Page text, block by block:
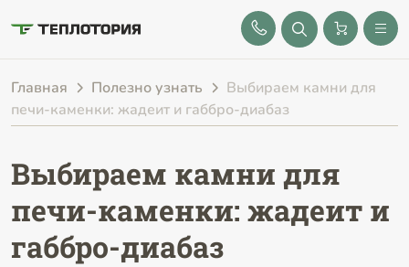
8 (843) 212-25-32
Главная Полезно узнать
Выбираем камни для
печи-каменки: жадеит и габбро-диабаз
Выбираем камни для
печи-каменки: жадеит и
габбро-диабаз